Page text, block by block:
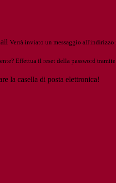
Verrà inviato un messaggio
Effettua il reset della password
la casella di posta elettronica!